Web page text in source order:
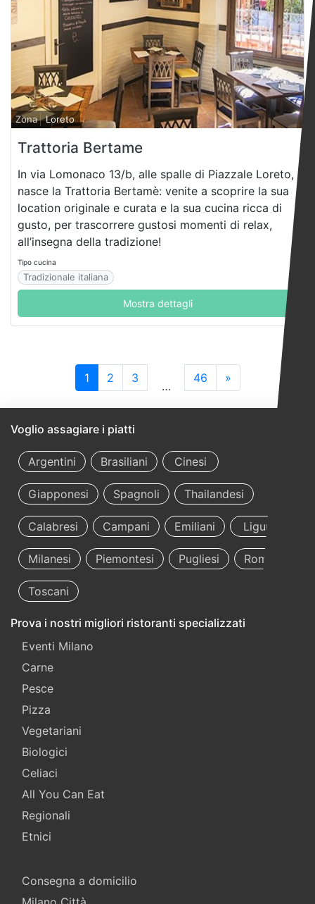
Zona Loreto
Trattoria Bertame
In via Lomonaco 13/b, alle spalle di Piazzale Loreto,
nasce la Trattoria Bertamè: venite a scoprire la sua
location originale e curata e la sua cucina ricca di
gusto, per trascorrere gustosi momenti di relax,
all’insegna della tradizione!
Tipo cucina
Tradizionale italiana
Mostra dettagli
1 2 3
…
46 »
Voglio assagiare i piatti
Argentini Brasiliani Cinesi
Giapponesi Spagnoli Thailandesi
Calabresi Campani Emiliani Liguri
Milanesi Piemontesi Pugliesi Romani
Toscani
Prova i nostri migliori ristoranti specializzati
Eventi Milano
Carne
Pesce
Pizza
Vegetariani
Biologici
Celiaci
All You Can Eat
Regionali
Etnici
Consegna a domicilio